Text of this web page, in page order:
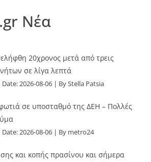
Νέα
20χρονος μετά από τρεις
σε λίγα λεπτά
Date: 2026-08-06 By Stella Patsia
σε υποσταθμό της ΔΕΗ – Πολλές
Date: 2026-08-06 By metro24
και κοπής πρασίνου και σήμερα